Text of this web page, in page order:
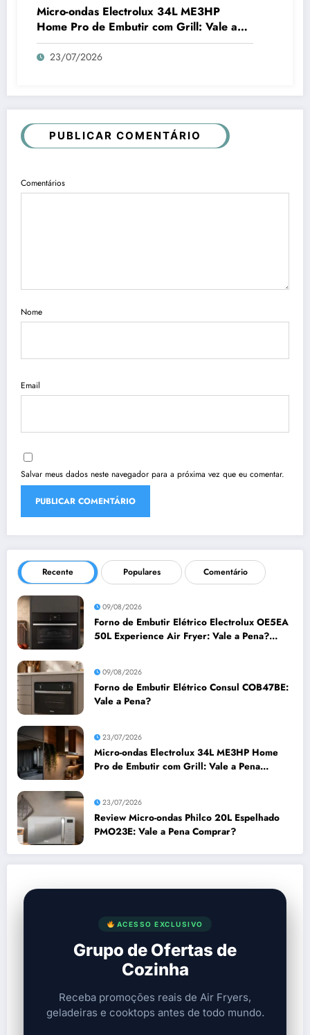
Micro-ondas Electrolux 34L ME3HP
Home Pro de Embutir com Grill: Vale a
Pena Comprar?
23/07/2026
PUBLICAR COMENTÁRIO
Comentários
Nome
Email
Salvar meus dados neste navegador para a próxima vez que eu comentar.
Recente Populares Comentário
09/08/2026
Forno de Embutir Elétrico Electrolux OE5EA
50L Experience Air Fryer: Vale a Pena?
09/08/2026
Forno de Embutir Elétrico Consul COB47BE:
Vale a Pena?
23/07/2026
Micro-ondas Electrolux 34L ME3HP Home
Pro de Embutir com Grill: Vale a Pena
23/07/2026
Review Micro-ondas Philco 20L Espelhado
PMO23E: Vale a Pena Comprar?
ACESSO EXCLUSIVO
Grupo de Ofertas de
Cozinha
Receba promoções reais de Air Fryers,
geladeiras e cooktops antes de todo mundo.